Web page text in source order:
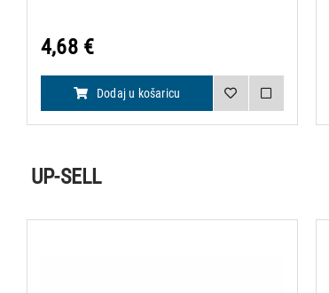
4,68 €
Dodaj u košaricu
UP-SELL